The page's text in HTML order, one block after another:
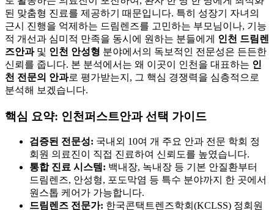
된 맞춤형 진료를 제공하기 때문입니다. 특히 성장기 자녀의
근시 진행을 억제하는 드림렌즈를 고민하는 부모님이나, 기능
적 개선과 심미적 만족을 동시에 원하는 분들에게 인천 드림렌
즈안과및 인천 안성형 분야에서의 독보적인 전문성은 든든한
신뢰를 줍니다. 본 분석에서는 왜 이곳이 인천을 대표하는 인
천 전문의 안과로 평가받는지, 그 핵심 경쟁력을 심층적으로
분석해 보겠습니다.
핵심 요약: 인천퍼스트안과 선택 가이드
검증된 전문성: 국내외 10여 개 주요 안과 전문 학회 정
회원 의료진이 직접 진료하여 신뢰도를 높였습니다.
통합 진료 시스템: 백내장, 녹내장 등 기본 안질환부터
드림렌즈, 안성형, 포도막염 등 특수 분야까지 한 곳에서
원스톱 케어가 가능합니다.
드림렌즈 전문가: 한국콘택트렌즈학회(KCLSS) 정회원